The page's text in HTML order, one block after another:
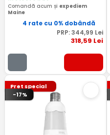
Comandă acum și expediem
Maine
4 rate cu 0% dobândă
PRP:344,99 Lei
318,59 Lei
Pret special
-17%